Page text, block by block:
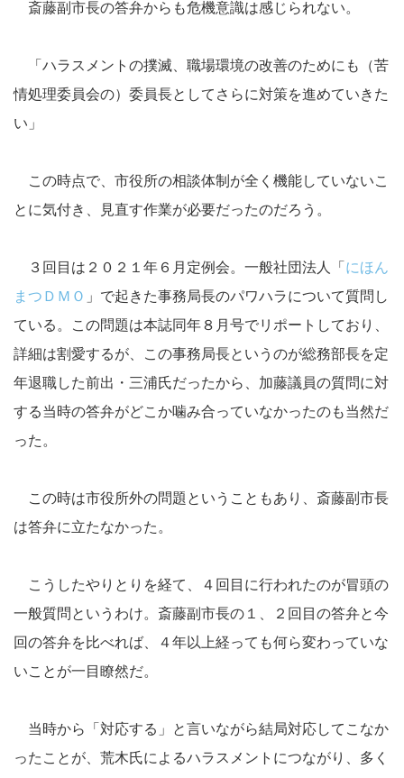
斎藤副市長の答弁からも危機意識は感じられない。
「ハラスメントの撲滅、職場環境の改善のためにも（苦
情処理委員会の）委員長としてさらに対策を進めていきた
い」
この時点で、市役所の相談体制が全く機能していないこ
とに気付き、見直す作業が必要だったのだろう。
３回目は２０２１年６月定例会。一般社団法人「 にほん
まつＤＭＯ 」で起きた事務局長のパワハラについて質問し
ている。この問題は本誌同年８月号でリポートしており、
詳細は割愛するが、この事務局長というのが総務部長を定
年退職した前出・三浦氏だったから、加藤議員の質問に対
する当時の答弁がどこか噛み合っていなかったのも当然だ
った。
この時は市役所外の問題ということもあり、斎藤副市長
は答弁に立たなかった。
こうしたやりとりを経て、４回目に行われたのが冒頭の
一般質問というわけ。斎藤副市長の１、２回目の答弁と今
回の答弁を比べれば、４年以上経っても何ら変わっていな
いことが一目瞭然だ。
当時から「対応する」と言いながら結局対応してこなか
ったことが、荒木氏によるハラスメントにつながり、多く